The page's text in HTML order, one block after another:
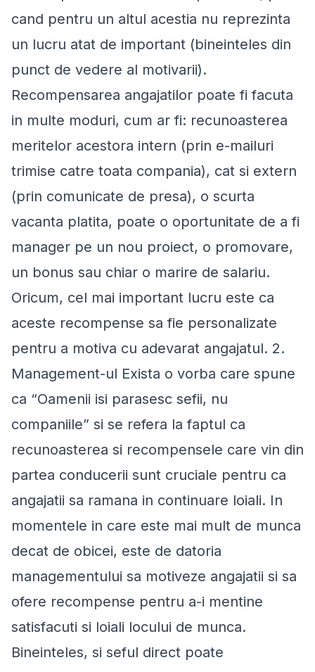
cand pentru un altul acestia nu reprezinta
un lucru atat de important (bineinteles din
punct de vedere al motivarii).
Recompensarea angajatilor poate fi facuta
in multe moduri, cum ar fi: recunoasterea
meritelor acestora intern (prin e-mailuri
trimise catre toata compania), cat si extern
(prin comunicate de presa), o scurta
vacanta platita, poate o oportunitate de a fi
manager pe un nou proiect, o promovare,
un bonus sau chiar o marire de salariu.
Oricum, cel mai important lucru este ca
aceste recompense sa fie personalizate
pentru a motiva cu adevarat angajatul. 2.
Management-ul Exista o vorba care spune
ca “Oamenii isi parasesc sefii, nu
companiile” si se refera la faptul ca
recunoasterea si recompensele care vin din
partea conducerii sunt cruciale pentru ca
angajatii sa ramana in continuare loiali. In
momentele in care este mai mult de munca
decat de obicei, este de datoria
managementului sa motiveze angajatii si sa
ofere recompense pentru a-i mentine
satisfacuti si loiali locului de munca.
Bineinteles, si seful direct poate